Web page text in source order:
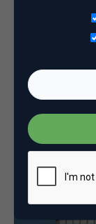
Online
september
Inschrijven
plaatsen